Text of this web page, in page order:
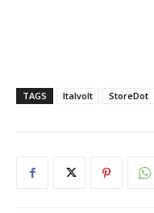
TAGS Italvolt StoreDot